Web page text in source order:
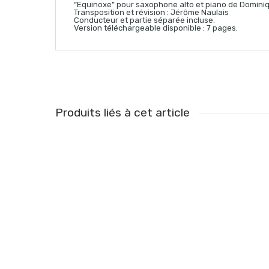
“Equinoxe” pour saxophone alto et piano de
Transposition et révision : Jérôme Naulais
Conducteur et partie séparée incluse.
Version téléchargeable disponible : 7 pages.
Produits liés à cet article